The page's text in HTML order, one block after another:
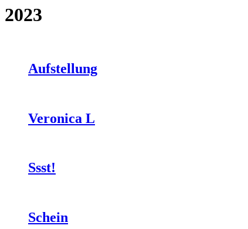
2023
Aufstellung
Veronica L
Ssst!
Schein